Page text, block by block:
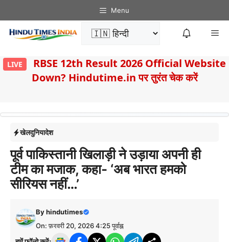
to
content
Menu
LIVE
RBSE 12th Result 2026 Official Website
Down? Hindutime.in पर तुरंत चेक करें
खेलदुनियादेश
पूर्व पाकिस्तानी खिलाड़ी ने उड़ाया अपनी ही
टीम का मजाक, कहा- ‘अब भारत हमको
सीरियस नहीं…’
Byhindutimes
On: फ़रवरी 20, 2026 4:25 पूर्वाह्न